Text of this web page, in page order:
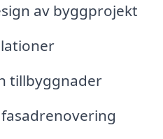
av byggprojekt
tillbyggnader